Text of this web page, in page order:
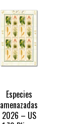
Especies
amenazadas
2026 – US